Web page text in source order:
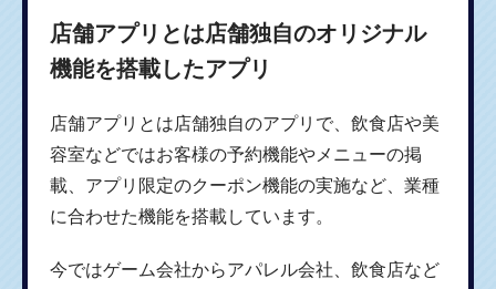
店舗アプリとは店舗独自のオリジナル
機能を搭載したアプリ
店舗アプリとは店舗独自のアプリで、飲食店や美
容室などではお客様の予約機能やメニューの掲
載、アプリ限定のクーポン機能の実施など、業種
に合わせた機能を搭載しています。
今ではゲーム会社からアパレル会社、飲食店など